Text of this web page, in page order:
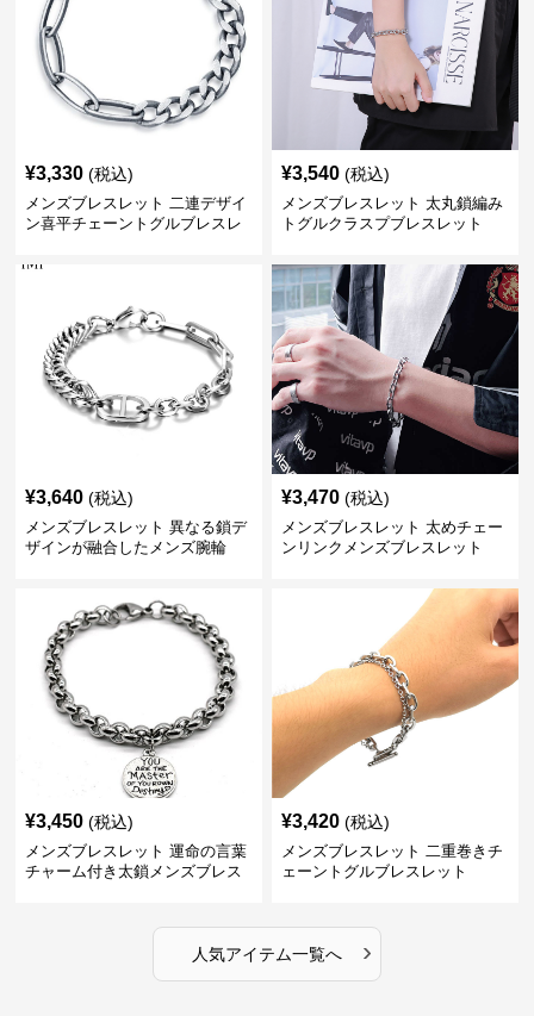
¥3,330 (税込)
メンズブレスレット 二連デザイ
ン喜平チェーントグルブレスレ
¥3,540 (税込)
メンズブレスレット 太丸鎖編み
トグルクラスプブレスレット
¥3,640 (税込)
メンズブレスレット 異なる鎖デ
ザインが融合したメンズ腕輪
¥3,470 (税込)
メンズブレスレット 太めチェー
ンリンクメンズブレスレット
¥3,450 (税込)
メンズブレスレット 運命の言葉
チャーム付き太鎖メンズブレス
¥3,420 (税込)
メンズブレスレット 二重巻きチ
ェーントグルブレスレット
人気アイテム一覧へ ›